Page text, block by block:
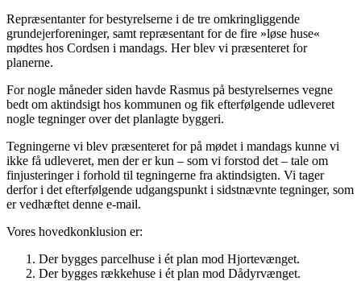
Repræsentanter for bestyrelserne i de tre omkringliggende
grundejerforeninger, samt repræsentant for de fire »løse huse«
mødtes hos Cordsen i mandags. Her blev vi præsenteret for
planerne.
For nogle måneder siden havde Rasmus på bestyrelsernes vegne
bedt om aktindsigt hos kommunen og fik efterfølgende udleveret
nogle tegninger over det planlagte byggeri.
Tegningerne vi blev præsenteret for på mødet i mandags kunne vi
ikke få udleveret, men der er kun – som vi forstod det – tale om
finjusteringer i forhold til tegningerne fra aktindsigten. Vi tager
derfor i det efterfølgende udgangspunkt i sidstnævnte tegninger, som
er vedhæftet denne e-mail.
Vores hovedkonklusion er:
Der bygges parcelhuse i ét plan mod Hjortevænget.
Der bygges rækkehuse i ét plan mod Dådyrvænget.